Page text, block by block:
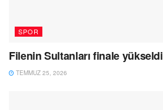
SPOR
Filenin Sultanları finale yükseldi
TEMMUZ 25, 2026